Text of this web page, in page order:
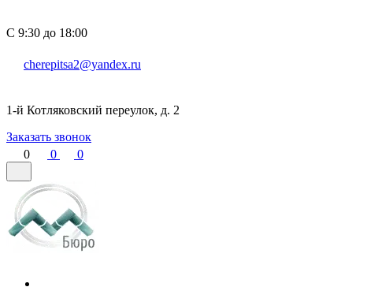
С 9:30 до 18:00
cherepitsa2@yandex.ru
1-й Котляковский переулок, д. 2
Заказать звонок
0
0 0